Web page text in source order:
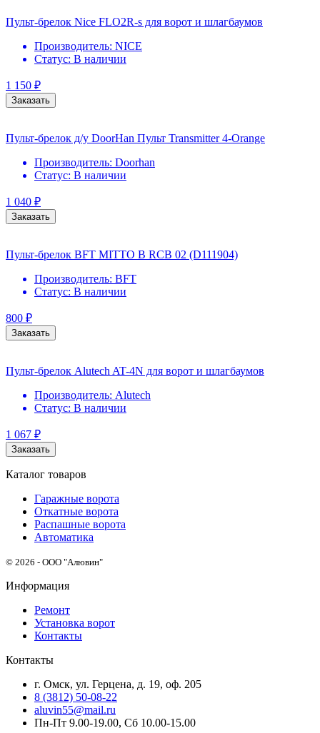
Пульт-брелок Nice FLO2R-s для ворот и шлагбаумов
Производитель: NICE
Статус: В наличии
1 150 ₽
Заказать
Пульт-брелок д/у DoorHan Пульт Transmitter 4-Orange
Производитель: Doorhan
Статус: В наличии
1 040 ₽
Заказать
Пульт-брелок BFT MITTO B RCB 02 (D111904)
Производитель: BFT
Статус: В наличии
800 ₽
Заказать
Пульт-брелок Alutech AT-4N для ворот и шлагбаумов
Производитель: Alutech
Статус: В наличии
1 067 ₽
Заказать
Каталог товаров
Гаражные ворота
Откатные ворота
Распашные ворота
Автоматика
© 2026 - ООО "Алювин"
Информация
Ремонт
Установка ворот
Контакты
Контакты
г. Омск, ул. Герцена, д. 19, оф. 205
8 (3812) 50-08-22
aluvin55@mail.ru
Пн-Пт 9.00-19.00, Сб 10.00-15.00